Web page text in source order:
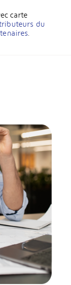
carte
du
.